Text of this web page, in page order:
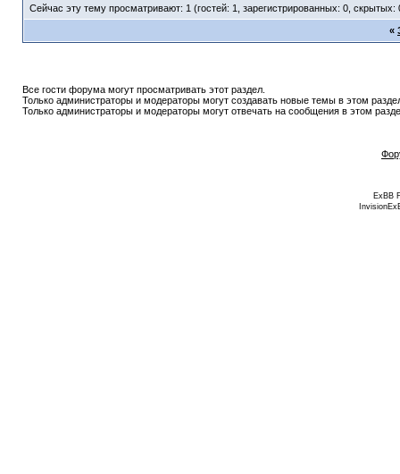
Сейчас эту тему просматривают: 1 (гостей: 1, зарегистрированных: 0, скрытых:
«
Все гости форума могут просматривать этот раздел.
Только администраторы и модераторы могут создавать новые темы в этом
Только администраторы и модераторы могут отвечать на сообщения в этом
ExBB